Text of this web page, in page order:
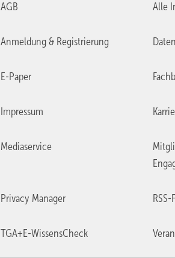
AGB Alle
Anmeldung & Registrierung
E-Paper
Impressum
Mediaservice
Privacy Manager RSS-
TGA+E-WissensCheck